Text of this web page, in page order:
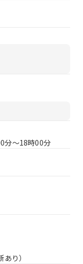
分〜18時00分
り）